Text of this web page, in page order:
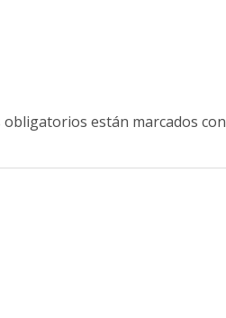
obligatorios están marcados con